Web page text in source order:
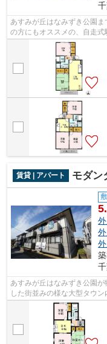
あすみが丘はなみずき公園
の方にもオススメの、自走
アの賃貸情報が株式会社ネイ
賃貸 | アパート モダン
あすみが丘はなみずき公園
した街並みの様な大型タウ
効的に使えるのが敷地内ごみ